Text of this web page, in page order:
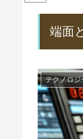
端面
テクノロジ